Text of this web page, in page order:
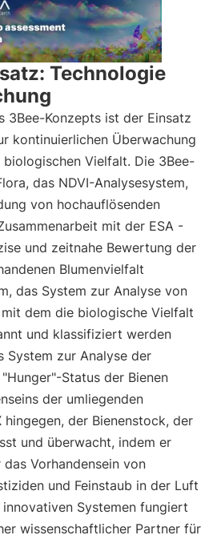
Technologie
3Bee-Konzepts ist der Einsatz
kontinuierlichen Überwachung
Vielfalt. Die 3Bee-
das NDVI-Analysesystem,
von hochauflösenden
mit der ESA -
und zeitnahe Bewertung der
Blumenvielfalt
das System zur Analyse von
dem die biologische Vielfalt
und klassifiziert werden
System zur Analyse der
Status der Bienen
der umliegenden
der Bienenstock, der
und überwacht, indem er
Vorhandensein von
und Feinstaub in der Luft
Systemen fungiert
wissenschaftlicher Partner für